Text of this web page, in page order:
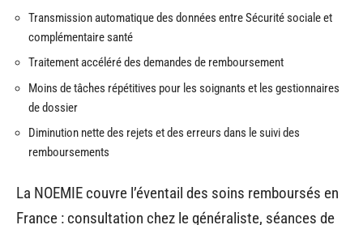
Transmission automatique des données entre Sécurité sociale et
complémentaire santé
Traitement accéléré des demandes de remboursement
Moins de tâches répétitives pour les soignants et les gestionnaires
de dossier
Diminution nette des rejets et des erreurs dans le suivi des
remboursements
La NOEMIE couvre l’éventail des soins remboursés en
France : consultation chez le généraliste, séances de